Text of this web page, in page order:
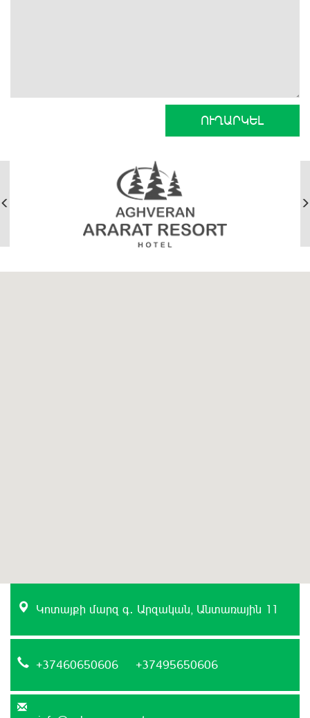
ՈՒՂԱՐԿԵԼ
Կոտայքի մարզ գ․ Արզական, Անտառային 11
+37460650606 +37495650606